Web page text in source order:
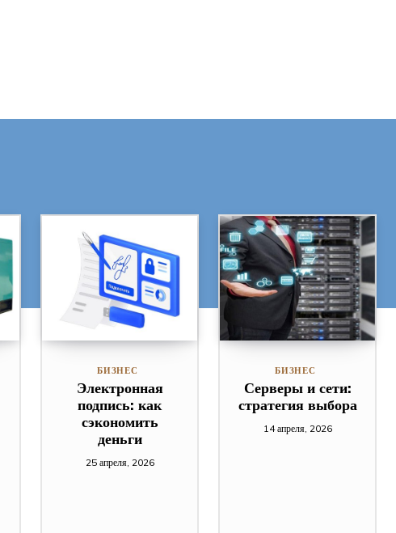
БИЗНЕС
Электронная
подпись: как
сэкономить
деньги
25 апреля, 2026
БИЗНЕС
Серверы и сети:
стратегия выбора
14 апреля, 2026